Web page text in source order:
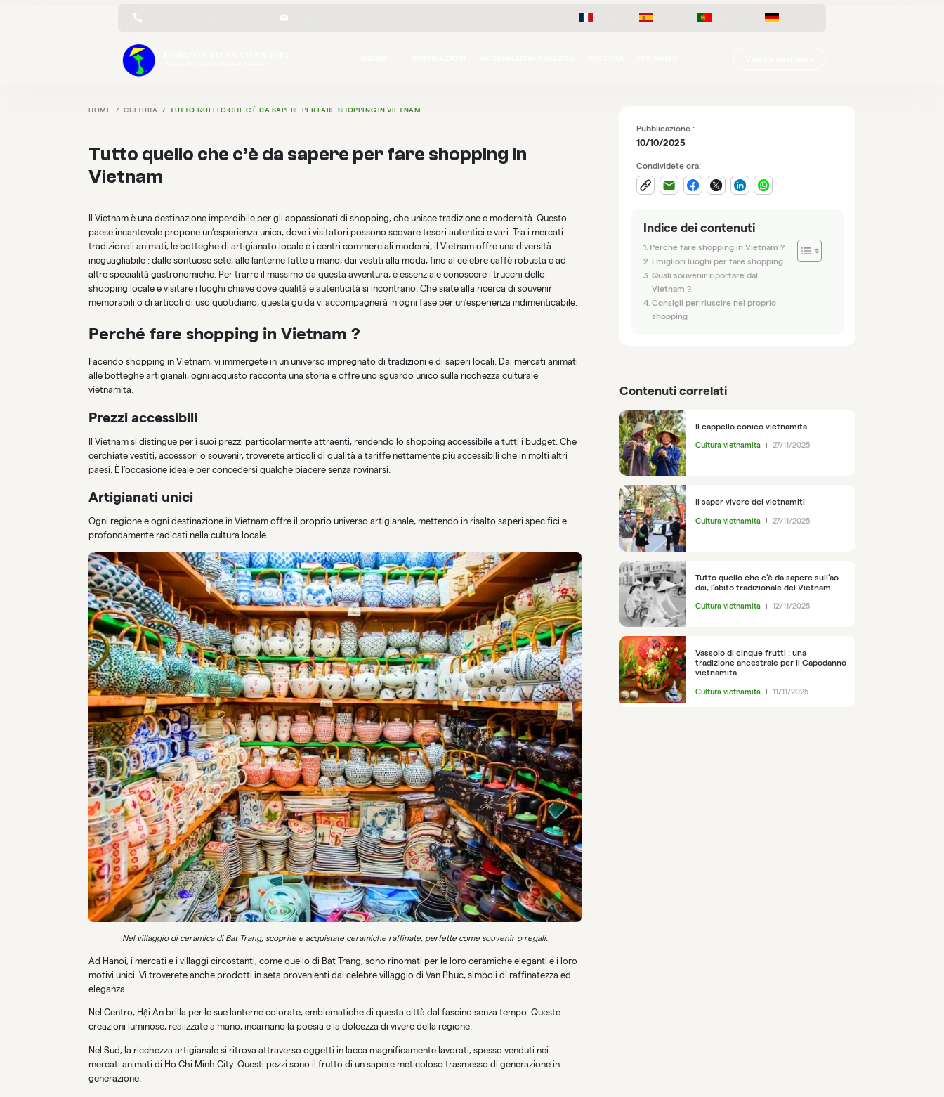
HOME CULTURA TUTTO QUELLO CHE C’È DA SAPERE PER FARE SHOPPING IN VIETNAM
Tutto quello che c’è da sapere per fare shopping in
Vietnam
Il Vietnam è una destinazione imperdibile per gli appassionati di shopping, che unisce tradizione e modernità. Questo
paese incantevole propone un’esperienza unica, dove i visitatori possono scovare tesori autentici e vari. Tra i mercati
tradizionali animati, le botteghe di artigianato locale e i centri commerciali moderni, il Vietnam offre una diversità
ineguagliabile : dalle sontuose sete, alle lanterne fatte a mano, dai vestiti alla moda, fino al celebre caffè robusta e ad
altre specialità gastronomiche. Per trarre il massimo da questa avventura, è essenziale conoscere i trucchi dello
shopping locale e visitare i luoghi chiave dove qualità e autenticità si incontrano. Che siate alla ricerca di souvenir
memorabili o di articoli di uso quotidiano, questa guida vi accompagnerà in ogni fase per un’esperienza indimenticabile.
Perché fare shopping in Vietnam ?
Facendo shopping in Vietnam, vi immergete in un universo impregnato di tradizioni e di saperi locali. Dai mercati animati
alle botteghe artigianali, ogni acquisto racconta una storia e offre uno sguardo unico sulla ricchezza culturale
vietnamita.
Prezzi accessibili
Il Vietnam si distingue per i suoi prezzi particolarmente attraenti, rendendo lo shopping accessibile a tutti i budget. Che
cerchiate vestiti, accessori o souvenir, troverete articoli di qualità a tariffe nettamente più accessibili che in molti altri
paesi. È l’occasione ideale per concedersi qualche piacere senza rovinarsi.
Artigianati unici
Ogni regione e ogni destinazione in Vietnam offre il proprio universo artigianale, mettendo in risalto saperi specifici e
profondamente radicati nella cultura locale.
Nel villaggio di ceramica di Bat Trang, scoprite e acquistate ceramiche raffinate, perfette come souvenir o regali.
Ad Hanoi, i mercati e i villaggi circostanti, come quello di Bat Trang, sono rinomati per le loro ceramiche eleganti e i loro
motivi unici. Vi troverete anche prodotti in seta provenienti dal celebre villaggio di Van Phuc, simboli di raffinatezza ed
eleganza.
Nel Centro, Hội An brilla per le sue lanterne colorate, emblematiche di questa città dal fascino senza tempo. Queste
creazioni luminose, realizzate a mano, incarnano la poesia e la dolcezza di vivere della regione.
Nel Sud, la ricchezza artigianale si ritrova attraverso oggetti in lacca magnificamente lavorati, spesso venduti nei
mercati animati di Ho Chi Minh City. Questi pezzi sono il frutto di un sapere meticoloso trasmesso di generazione in
generazione.
Pubblicazione :
10/10/2025
Condividete ora:
Indice dei contenuti
Perché fare shopping in Vietnam ?
I migliori luoghi per fare shopping
Quali souvenir riportare dal
Vietnam ?
Consigli per riuscire nel proprio
shopping
Contenuti correlati
Il cappello conico vietnamita
Cultura vietnamita 27/11/2025
Il saper vivere dei vietnamiti
Cultura vietnamita 27/11/2025
Tutto quello che c’è da sapere sull’ao
dai, l’abito tradizionale del Vietnam
Cultura vietnamita 12/11/2025
Vassoio di cinque frutti : una
tradizione ancestrale per il Capodanno
vietnamita
Cultura vietnamita 11/11/2025